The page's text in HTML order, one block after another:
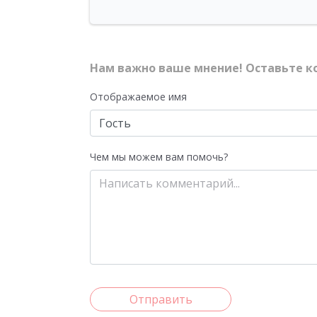
Нам важно ваше мнение! Оставьте
Отображаемое имя
Чем мы можем вам помочь?
Отправить